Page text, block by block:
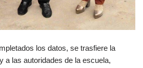
los datos, se trasfiere la
a las autoridades de la escuela,